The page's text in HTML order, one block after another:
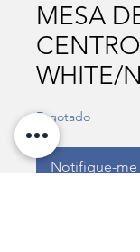
MESA
WHITE/
Esgotado
Notifique-me